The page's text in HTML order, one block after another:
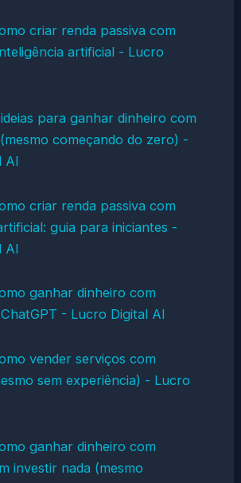
criar renda passiva com
artificial - Lucro
para ganhar dinheiro com
começando do zero) -
AI
criar renda passiva com
guia para iniciantes -
AI
ganhar dinheiro com
- Lucro Digital AI
vender serviços com
sem experiência) - Lucro
ganhar dinheiro com
investir nada (mesmo